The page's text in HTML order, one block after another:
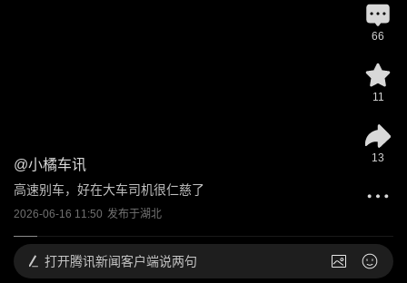
@小橘车讯
高速别车，好在大车司机很仁慈了
2026-06-16 11:50 发布于湖北
66
11
13
打开腾讯新闻客户端说两句